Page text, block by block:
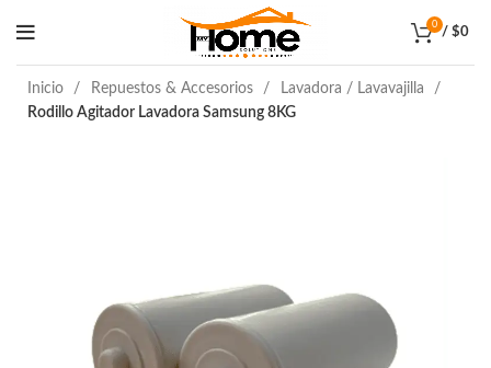
0
/ $0
Inicio Repuestos & Accesorios
Lavadora / Lavavajilla
Rodillo Agitador Lavadora Samsung 8KG